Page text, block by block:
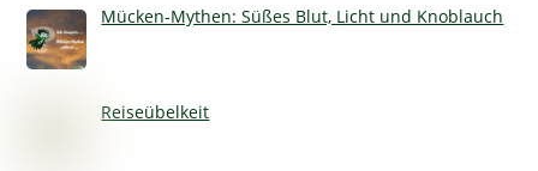
Mücken-Mythen: Süßes Blut, Licht und Knoblauch
Reiseübelkeit